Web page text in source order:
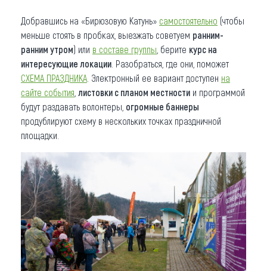
Добравшись на «Бирюзовую Катунь» самостоятельно (чтобы
меньше стоять в пробках, выезжать советуем ранним-
ранним утром) или в составе группы , берите курс на
интересующие локации . Разобраться, где они, поможет
СХЕМА ПРАЗДНИКА . Электронный ее вариант доступен на
сайте события листовки с планом местности и программой
будут раздавать волонтеры, огромные баннеры
продублируют схему в нескольких точках праздничной
площадки.